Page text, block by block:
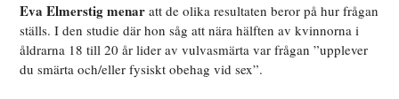
Eva Elmerstig menaratt de olika resultaten beror på hur frågan
ställs. I den studie där hon såg att nära hälften av kvinnorna i
åldrarna 18 till 20 år lider av vulvasmärta var frågan ”upplever
du smärta och/eller fysiskt obehag vid sex”.